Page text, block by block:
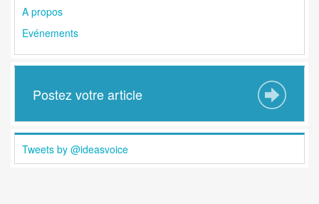
A propos
Evénements
Postez votre article
Tweets by @ideasvoice